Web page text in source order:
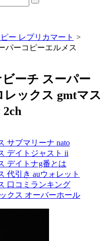
ー レプリカマート >
パーコピーエルメス
ーチ スーパー
レックス gmtマス
サブマリーナ nato
デイトジャスト ii
デイトナg番とは
代引き auウォレット
口コミランキング
クス オーバーホール